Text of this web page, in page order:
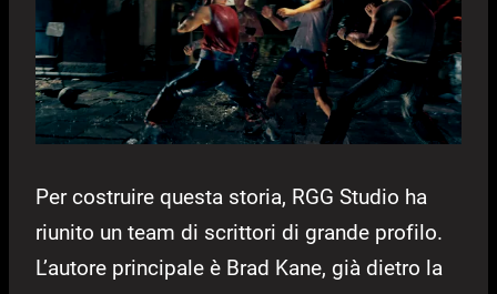
Per costruire questa storia, RGG Studio ha
riunito un team di scrittori di grande profilo.
L’autore principale è Brad Kane, già dietro la